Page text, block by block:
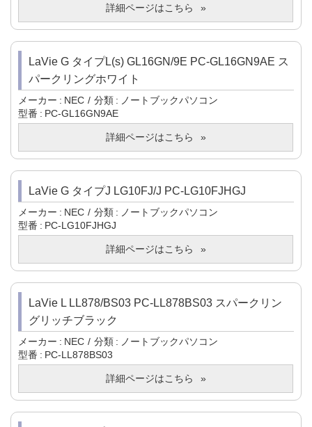
詳細ページはこちら
LaVie G タイプL(s) GL16GN/9E PC-GL16GN9AE ス
パークリングホワイト
メーカー NEC 分類
ノートブックパソコン
型番
PC-GL16GN9AE
詳細ページはこちら
LaVie G タイプJ LG10FJ/J PC-LG10FJHGJ
メーカー NEC 分類
ノートブックパソコン
型番
PC-LG10FJHGJ
詳細ページはこちら
LaVie L LL878/BS03 PC-LL878BS03 スパークリン
グリッチブラック
メーカー NEC 分類
ノートブックパソコン
型番
PC-LL878BS03
詳細ページはこちら